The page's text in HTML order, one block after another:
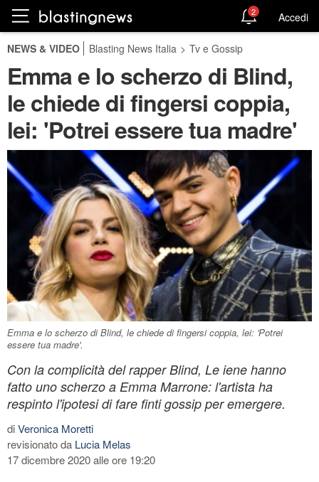
2 Accedi
NEWS & VIDEO Blasting News Italia > Tv e Gossip
Emma e lo scherzo di Blind,
le chiede di fingersi coppia,
lei: 'Potrei essere tua madre'
Emma e lo scherzo di Blind, le chiede di fingersi coppia, lei: 'Potrei
essere tua madre'.
Con la complicità del rapper Blind, Le iene hanno
fatto uno scherzo a Emma Marrone: l'artista ha
respinto l'ipotesi di fare finti gossip per emergere.
diVeronica Moretti
revisionato da Lucia Melas
17 dicembre 2020 alle ore 19:20